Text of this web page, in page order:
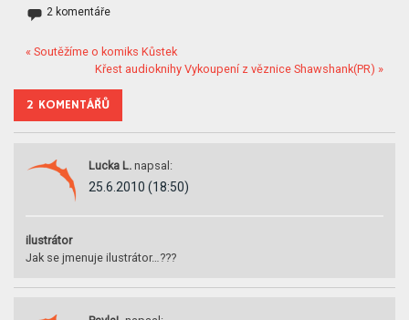
2 komentáře
« Soutěžíme o komiks Kůstek
Křest audioknihy Vykoupení z věznice Shawshank(PR) »
2 KOMENTÁŘŮ
Lucka L. napsal:
25.6.2010 (18:50)
ilustrátor
Jak se jmenuje ilustrátor…???